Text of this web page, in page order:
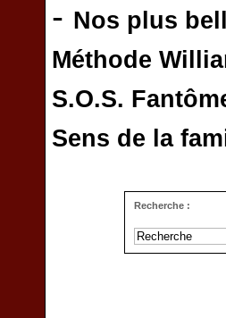
- Nos plus
Méthode
S.O.S.
Sens de la
Recherche :